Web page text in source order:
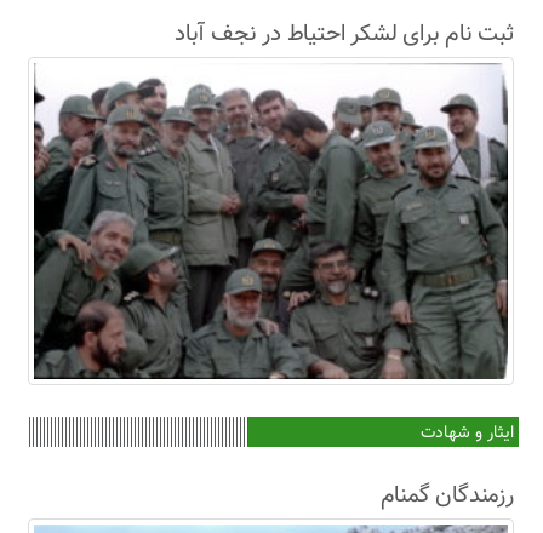
ثبت نام برای لشکر احتیاط در نجف آباد
ایثار و شهادت
رزمندگان گمنام